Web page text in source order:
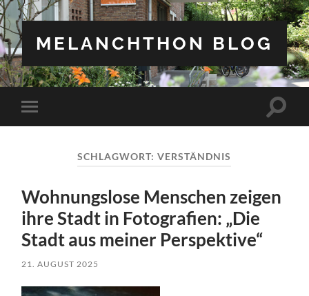
MELANCHTHON BLOG
Mobile-
Menü
SCHLAGWORT:VERSTÄNDNIS
Wohnungslose Menschen zeigen
ihre Stadt in Fotografien: „Die
Stadt aus meiner Perspektive“
21. AUGUST 2025